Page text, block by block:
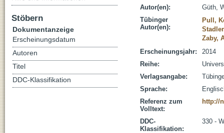
Autor(en):
Güth,
Tübinger
Autor(en):
Pull,
Zaby,
Erscheinungsjahr:
2014
Reihe:
Verlagsangabe:
Sprache:
Referenz zum
Volltext:
http://
DDC-
Klassifikation:
330 -
Stöbern
Dokumentanzeige
Erscheinungsdatum
Autoren
Titel
DDC-Klassifikation